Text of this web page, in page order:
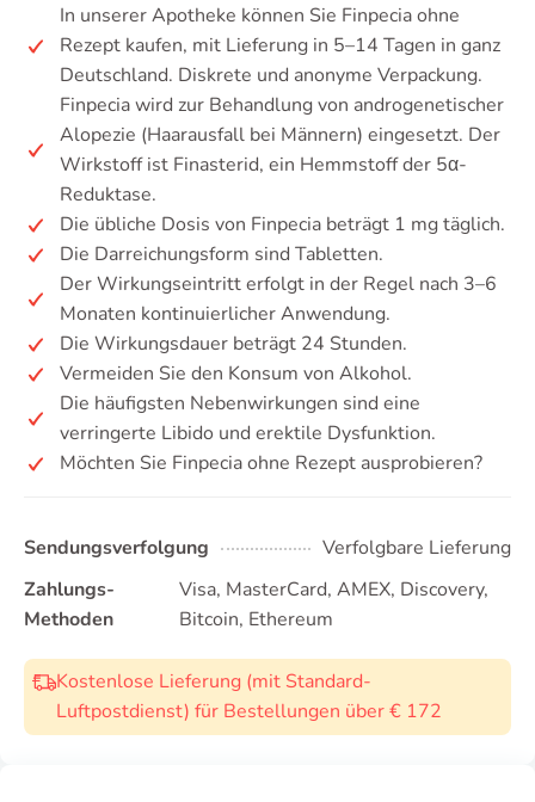
In unserer Apotheke können Sie Finpecia ohne
Rezept kaufen, mit Lieferung in 5–14 Tagen in ganz
Deutschland. Diskrete und anonyme Verpackung.
Finpecia wird zur Behandlung von androgenetischer
Alopezie (Haarausfall bei Männern) eingesetzt. Der
Wirkstoff ist Finasterid, ein Hemmstoff der 5α-
Reduktase.
Die übliche Dosis von Finpecia beträgt 1 mg täglich.
Die Darreichungsform sind Tabletten.
Der Wirkungseintritt erfolgt in der Regel nach 3–6
Monaten kontinuierlicher Anwendung.
Die Wirkungsdauer beträgt 24 Stunden.
Vermeiden Sie den Konsum von Alkohol.
Die häufigsten Nebenwirkungen sind eine
verringerte Libido und erektile Dysfunktion.
Möchten Sie Finpecia ohne Rezept ausprobieren?
Sendungsverfolgung
Verfolgbare Lieferung
Zahlungs-
Methoden
Visa, MasterCard, AMEX, Discovery,
Bitcoin, Ethereum
Kostenlose Lieferung (mit Standard-
Luftpostdienst) für Bestellungen über € 172